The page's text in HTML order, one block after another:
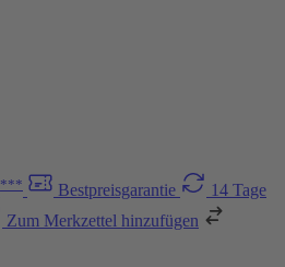
*** Bestpreisgarantie
14 Tage
Zum Merkzettel hinzufügen